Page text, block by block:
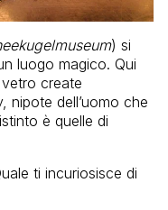
) si
luogo magico. Qui
create
nipote dell’uomo che
è quelle di
ti incuriosisce di